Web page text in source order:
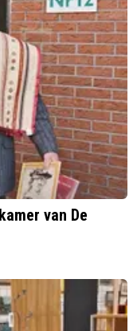
van De